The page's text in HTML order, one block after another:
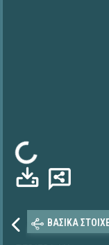
Φόρτωση...
ΒΑΣΙΚΑ